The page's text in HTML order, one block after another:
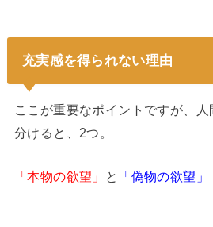
充実感を得られない理由
ここが重要なポイントですが、
分けると、2つ。
「本物の欲望」 と 「偽物の欲望」